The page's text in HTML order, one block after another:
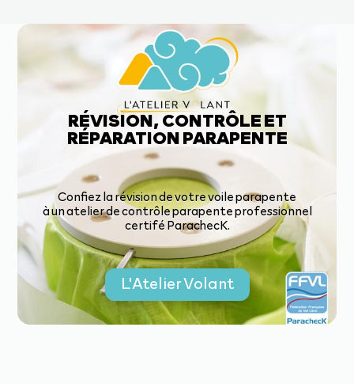
RÉVISION, CONTRÔLE ET
RÉPARATION PARAPENTE
Confiez la révision de votre voile parapente
à un atelier de contrôle parapente professionnel
certifé ParachecK.
L'Atelier Volant